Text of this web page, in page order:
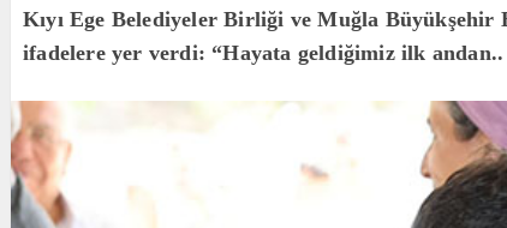
Kıyı Ege Belediyeler Birliği ve Muğla Büyükşehir
ifadelere yer verdi: “Hayata geldiğimiz ilk andan..